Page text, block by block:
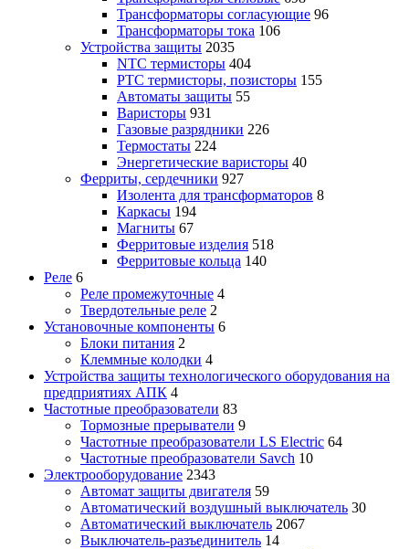
Трансформаторы согласующие 96
Трансформаторы тока 106
Устройства защиты 2035
NTC термисторы 404
PTC термисторы, позисторы 155
Автоматы защиты 55
Варисторы 931
Газовые разрядники 226
Термостаты 224
Энергетические варисторы 40
Ферриты, сердечники 927
Изолента для трансформаторов 8
Каркасы 194
Магниты 67
Ферритовые изделия 518
Ферритовые кольца 140
Реле 6
Реле промежуточные 4
Твердотельные реле 2
Установочные компоненты 6
Блоки питания 2
Клеммные колодки 4
Устройства защиты технологического оборудования на
предприятиях АПК 4
Частотные преобразователи 83
Тормозные прерыватели 9
Частотные преобразователи LS Electric 64
Частотные преобразователи Savch 10
Электрооборудование 2343
Автомат защиты двигателя 59
Автоматический воздушный выключатель 30
Автоматический выключатель 2067
Выключатель-разъединитель 14